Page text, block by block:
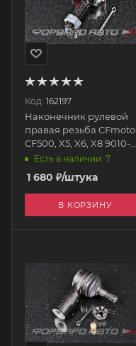
Код: 162197
Наконечник рулевой
правая резьба CFmoto
CF500, X5, X6, X8 9010-
100530-20000-R TBM
Есть в наличии: 7
1 680 ₽/штука
В КОРЗИНУ